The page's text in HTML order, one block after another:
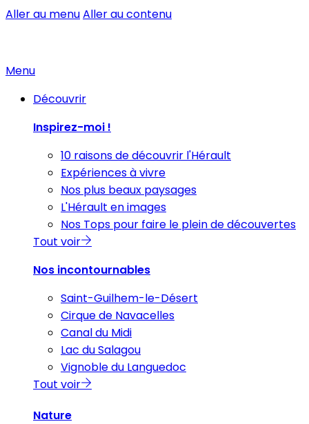
Aller au menuAller au contenu
Menu
Découvrir
Inspirez-moi !
10 raisons de découvrir l'Hérault
Expériences à vivre
Nos plus beaux paysages
L'Hérault en images
Nos Tops pour faire le plein de découvertes
Tout voir
Nos incontournables
Saint-Guilhem-le-Désert
Cirque de Navacelles
Canal du Midi
Lac du Salagou
Vignoble du Languedoc
Tout voir
Nature